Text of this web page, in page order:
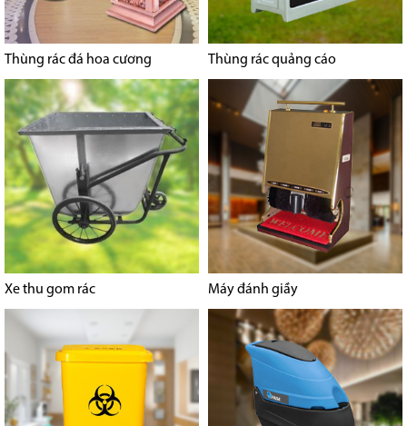
Thùng rác đá hoa cương Thùng rác quảng cáo
Xe thu gom rác Máy đánh giầy